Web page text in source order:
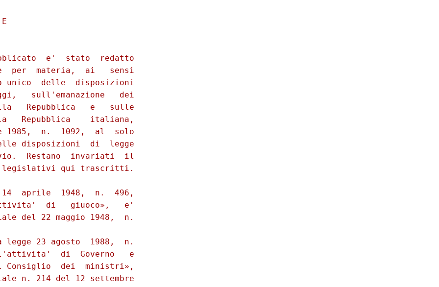
il  cui  corso  sia  stato  impartito
          l'ordine scritto del Ministro; 
                  l)  atti  che  il  Presidente  del  Consiglio   dei
          Ministri richieda di sottoporre temporaneamente a controllo
          preventivo  o  che  la  Corte   dei